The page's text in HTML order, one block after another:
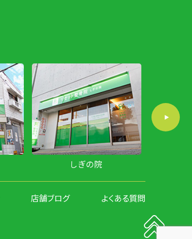
しぎの院
店舗ブログ よくある質問